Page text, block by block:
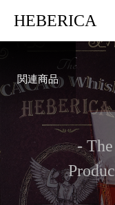
HEBERICA
関連商品
- The
Produc